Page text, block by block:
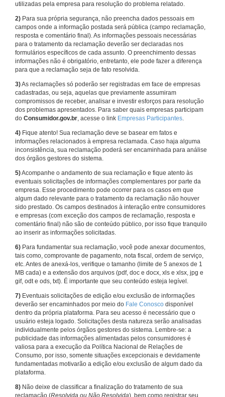
utilizadas pela empresa para resolução do problema relatado.
2) Para sua própria segurança, não preencha dados pessoais em
campos onde a informação postada será pública (campo reclamação,
resposta e comentário final). As informações pessoais necessárias
para o tratamento da reclamação deverão ser declaradas nos
formulários específicos de cada assunto. O preenchimento dessas
informações não é obrigatório, entretanto, ele pode fazer a diferença
para que a reclamação seja de fato resolvida.
3)As reclamações só poderão ser registradas em face de empresas
cadastradas, ou seja, aquelas que previamente assumiram
compromissos de receber, analisar e investir esforços para resolução
dos problemas apresentados. Para saber quais empresas participam
do Consumidor.gov.br, acesse o link Empresas Participantes.
4) Fique atento! Sua reclamação deve se basear em fatos e
informações relacionados à empresa reclamada. Caso haja alguma
inconsistência, sua reclamação poderá ser encaminhada para análise
dos órgãos gestores do sistema.
5)Acompanhe o andamento de sua reclamação e fique atento às
eventuais solicitações de informações complementares por parte da
empresa. Esse procedimento pode ocorrer para os casos em que
algum dado relevante para o tratamento da reclamação não houver
sido prestado. Os campos destinados à interação entre consumidores
e empresas (com exceção dos campos de reclamação, resposta e
comentário final) não são de conteúdo público, por isso fique tranquilo
ao inserir as informações solicitadas.
6) Para fundamentar sua reclamação, você pode anexar documentos,
tais como, comprovante de pagamento, nota fiscal, ordem de serviço,
etc. Antes de anexá-los, verifique o tamanho (limite de 5 anexos de 1
MB cada) e a extensão dos arquivos (pdf, doc e docx, xls e xlsx, jpg e
gif, odt e ods, txt). É importante que seu conteúdo esteja legível.
7) Eventuais solicitações de edição e/ou exclusão de informações
deverão ser encaminhados por meio do Fale Conosco disponível
dentro da própria plataforma. Para seu acesso é necessário que o
usuário esteja logado. Solicitações desta natureza serão analisadas
individualmente pelos órgãos gestores do sistema. Lembre-se: a
publicidade das informações alimentadas pelos consumidores é
valiosa para a execução da Política Nacional de Relações de
Consumo, por isso, somente situações excepcionais e devidamente
fundamentadas motivarão a edição e/ou exclusão de algum dado da
plataforma.
8) Não deixe de classificar a finalização do tratamento de sua